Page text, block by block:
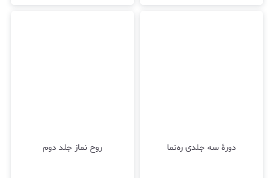
دورۀ سه جلدی ره‌نما روح نماز جلد دوم